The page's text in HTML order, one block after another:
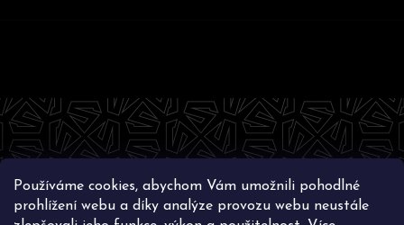
Používáme cookies, abychom Vám umožnili pohodlné
prohlížení webu a díky analýze provozu webu neustále
p
a
t
Instagram